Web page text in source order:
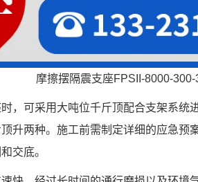
摩擦摆隔震支座FPSII-8000-300-
，可采用大吨位千斤顶配合支架系统
升两种。施工前需制定详细的应急预
交底。